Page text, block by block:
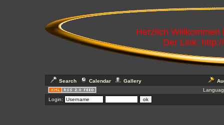
Herzlich
Der Link:
Search Calendar Gallery
Login: